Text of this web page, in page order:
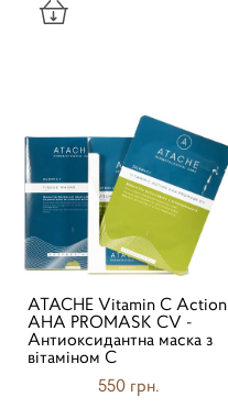
ATACHE Vitamin C Action
AHA PROMASK CV -
Антиоксидантна маска з
вітаміном С
550 грн.